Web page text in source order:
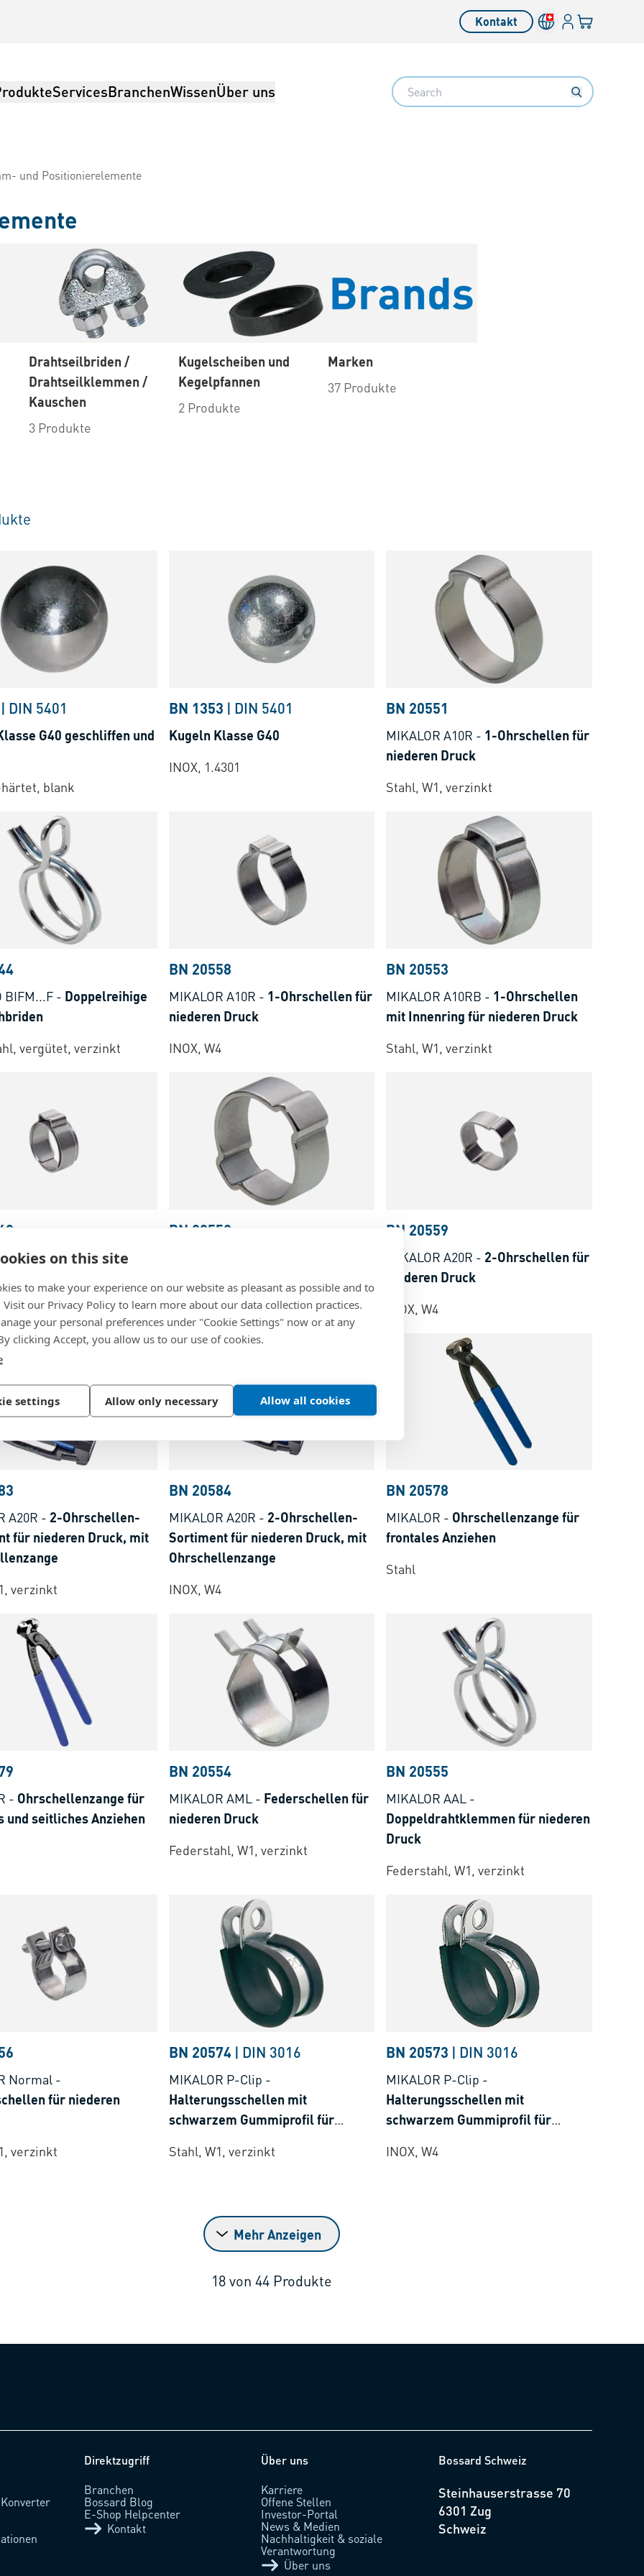
on this site
to make your experience on our website as pleasant as possible and to
our Privacy Policy to learn more about our data collection practices.
your personal preferences under "Cookie Settings" now or at any
clicking Accept, you allow us to our use of cookies.
settings Allow only necessary Allow all cookies
Kontakt Anmelden
Ihr
ServicesBranchenWissenÜber uns Search
und Positionierelemente
Drahtseilbriden /
Drahtseilklemmen /
Kauschen
3 Produkte
Kugelscheiben und
Kegelpfannen
2 Produkte
Marken
37 Produkte
| DIN 5401
G40 geschliffen und
blank
BN 1353 | DIN 5401
Kugeln Klasse G40
INOX, 1.4301
BN 20551
MIKALOR A10R - 1-Ohrschellen für
niederen Druck
Stahl, W1, verzinkt
BIFM...F - Doppelreihige
vergütet, verzinkt
BN 20558
MIKALOR A10R - 1-Ohrschellen für
niederen Druck
INOX, W4
BN 20553
MIKALOR A10RB - 1-Ohrschellen
mit Innenring für niederen Druck
Stahl, W1, verzinkt
A10RI-1-Ohrschellen
BN 20552
Stahl, W1, verzinkt
BN 20559
MIKALOR A20R - 2-Ohrschellen für
niederen Druck
INOX, W4
A20R - 2-Ohrschellen-
für niederen Druck, mit
verzinkt
BN 20584
MIKALOR A20R - 2-Ohrschellen-
Sortiment für niederen Druck, mit
Ohrschellenzange
INOX, W4
BN 20578
MIKALOR - Ohrschellenzange für
frontales Anziehen
Stahl
- Ohrschellenzange für
und seitliches Anziehen
BN 20554
MIKALOR AML- Federschellen für
niederen Druck
Federstahl, W1, verzinkt
BN 20555
MIKALOR AAL -
Doppeldrahtklemmen für niederen
Druck
Federstahl, W1, verzinkt
Normal -
für niederen
verzinkt
BN 20574 | DIN 3016
MIKALOR P-Clip -
Halterungsschellen mit
schwarzem Gummiprofil für
Stahl, W1, verzinkt
BN 20573 | DIN 3016
MIKALOR P-Clip -
Halterungsschellen mit
schwarzem Gummiprofil für
INOX, W4
Mehr Anzeigen
18von 44 Produkte
Direktzugriff
Branchen
Bossard Blog
E-Shop Helpcenter
Kontakt
Über uns
Karriere
Offene Stellen
Investor-Portal
News & Medien
Nachhaltigkeit & soziale
Verantwortung
Über uns
Bossard Schweiz
Steinhauserstrasse 70
6301 Zug
Schweiz